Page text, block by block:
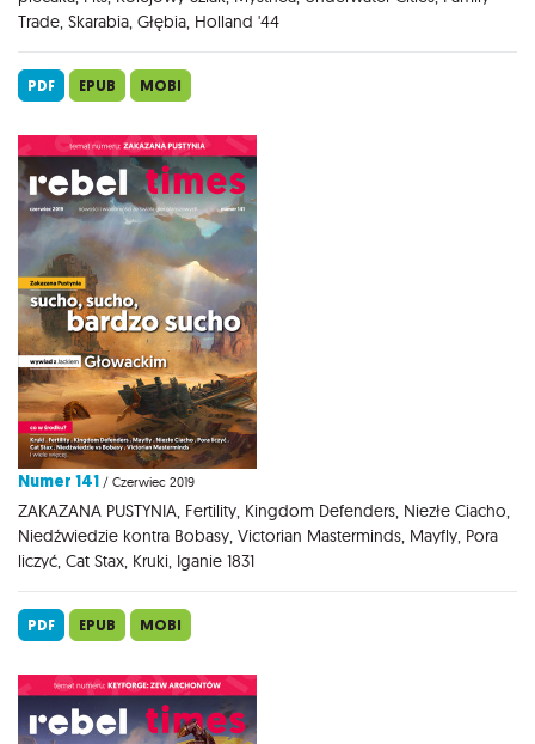
Trade, Skarabia, Głębia, Holland '44
PDF EPUB MOBI
Numer 141 / Czerwiec 2019
ZAKAZANA PUSTYNIA, Fertility, Kingdom Defenders, Niezłe Ciacho,
Niedźwiedzie kontra Bobasy, Victorian Masterminds, Mayfly, Pora
liczyć, Cat Stax, Kruki, Iganie 1831
PDF EPUB MOBI